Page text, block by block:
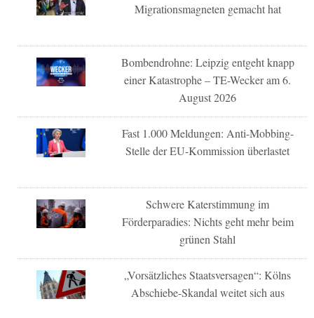
Migrationsmagneten gemacht hat
Bombendrohne: Leipzig entgeht knapp
einer Katastrophe – TE-Wecker am 6.
August 2026
Fast 1.000 Meldungen: Anti-Mobbing-
Stelle der EU-Kommission überlastet
Schwere Katerstimmung im
Förderparadies: Nichts geht mehr beim
grünen Stahl
„Vorsätzliches Staatsversagen“: Kölns
Abschiebe-Skandal weitet sich aus